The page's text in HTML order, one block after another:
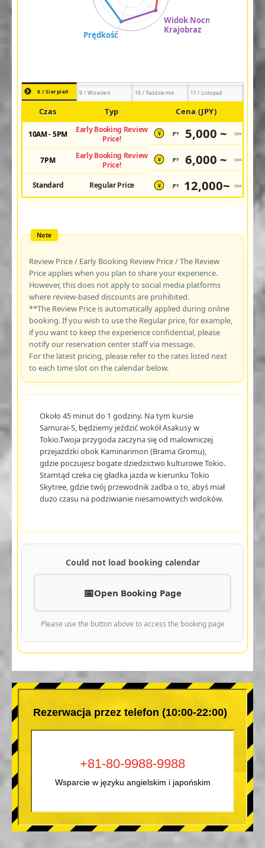
8 / Sierpień 9 / Wrzesień 10 / Październik 11 / Listopad
Czas Typ Cena (JPY)
10AM - 5PM
Early Booking Review
Price!
¥ JPY 5,000 ~ /pax
7PM
Early Booking Review
Price!
¥ JPY 6,000 ~ /pax
Standard Regular Price ¥ JPY 12,000~ /pax
Review Price / Early Booking Review Price / The Review
Price applies when you plan to share your experience.
However, this does not apply to social media platforms
where review-based discounts are prohibited.
**The Review Price is automatically applied during online
booking. If you wish to use the Regular price, for example,
if you want to keep the experience confidential, please
notify our reservation center staff via message.
For the latest pricing, please refer to the rates listed next
to each time slot on the calendar below.
Około 45 minut do 1 godziny. Na tym kursie
Samurai-S, będziemy jeździć wokół Asakusy w
Tokio.Twoja przygoda zaczyna się od malowniczej
przejażdżki obok Kaminarimon (Brama Gromu),
gdzie poczujesz bogate dziedzictwo kulturowe Tokio.
Stamtąd czeka cię gładka jazda w kierunku Tokio
Skytree, gdzie twój przewodnik zadba o to, abyś miał
dużo czasu na podziwianie niesamowitych widoków.
Could not load booking calendar
Open Booking Page
Please use the button above to access the booking page
Rezerwacja przez telefon (10:00-22:00)
+81-80-9988-9988
Wsparcie w języku angielskim i japońskim